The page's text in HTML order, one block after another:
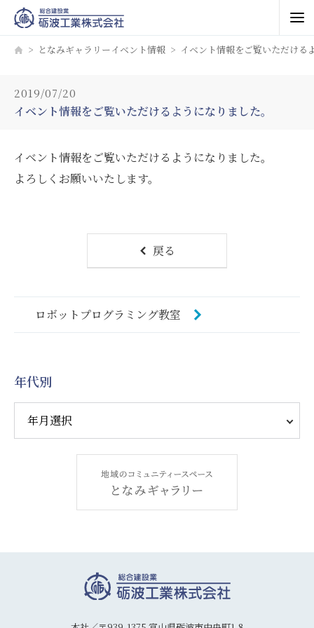
となみギャラリーイベント情報 イベント情報をご覧いただける
2019/07/20
イベント情報をご覧いただけるようになりました。
イベント情報をご覧いただけるようになりました。
よろしくお願いいたします。
戻る
ロボットプログラミング教室
年代別